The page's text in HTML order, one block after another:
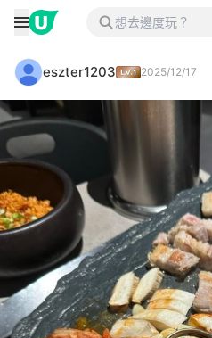
eszter1203 2025/12/17